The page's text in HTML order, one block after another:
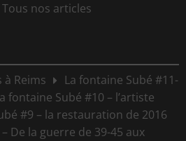
Tous nos articles
à Reims
La fontaine Subé #11-
fontaine Subé #10 – l’artiste
#9 – la restauration de 2016
De la guerre de 39-45 aux